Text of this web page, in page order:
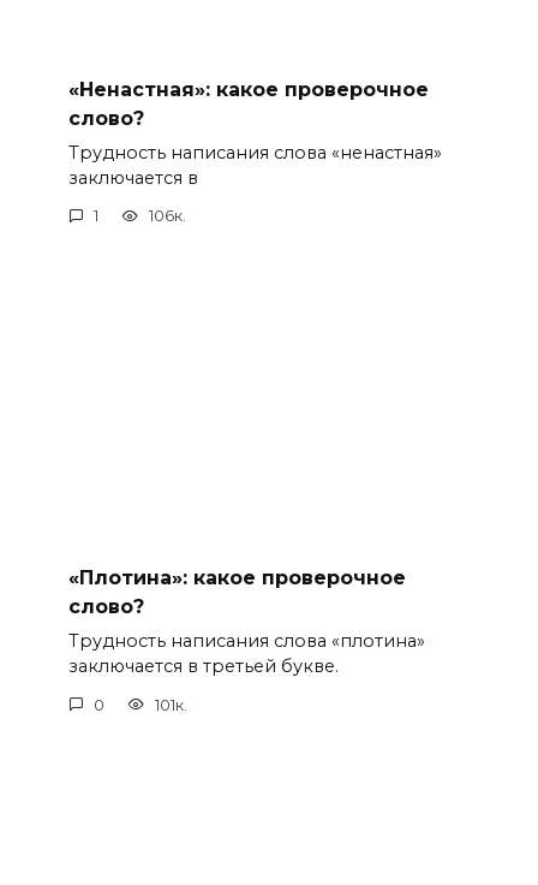
«Ненастная»: какое проверочное
слово?
Трудность написания слова «ненастная»
заключается в
1 106к.
«Плотина»: какое проверочное
слово?
Трудность написания слова «плотина»
заключается в третьей букве.
0 101к.